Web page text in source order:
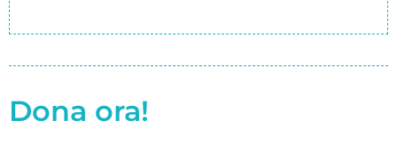
Dona ora!